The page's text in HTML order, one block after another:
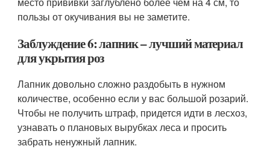
пользы от окучивания вы не заметите.
Заблуждение 6: лапник – лучший материал
для укрытия роз
Лапник довольно сложно раздобыть в нужном
количестве, особенно если у вас большой розарий.
Чтобы не получить штраф, придется идти в лесхоз,
узнавать о плановых вырубках леса и просить
забрать ненужный лапник.